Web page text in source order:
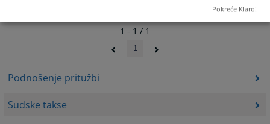
Podnošenje pritužbi
Sudske takse
1 - 1 / 1
1
Pokreće Klaro!